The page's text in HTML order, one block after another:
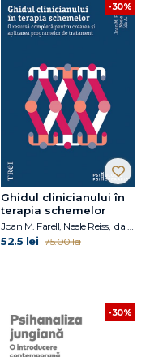
-30%
Ghidul clinicianului în
terapia schemelor
Joan M. Farell, Neele Reiss, Ida A.Show
52.5 lei 75.00 lei
-30%